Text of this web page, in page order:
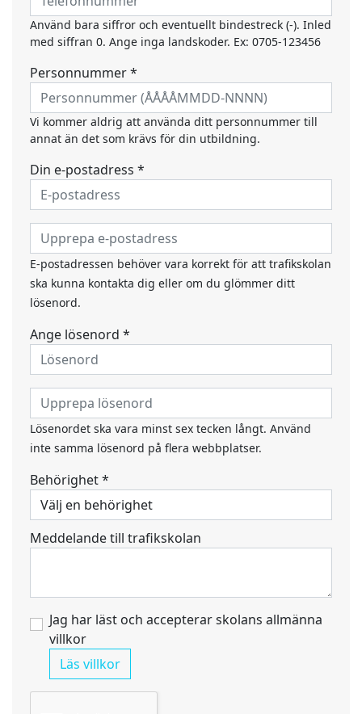
Använd bara siffror och eventuellt bindestreck (-). Inled
med siffran 0. Ange inga landskoder. Ex: 0705-123456
Personnummer *
Vi kommer aldrig att använda ditt personnummer till
annat än det som krävs för din utbildning.
Din e-postadress *
E-postadressen behöver vara korrekt för att trafikskolan
ska kunna kontakta dig eller om du glömmer ditt
lösenord.
Ange lösenord *
Lösenordet ska vara minst sex tecken långt. Använd
inte samma lösenord på flera webbplatser.
Behörighet *
Meddelande till trafikskolan
Jag har läst och accepterar skolans allmänna
villkor
Läs villkor